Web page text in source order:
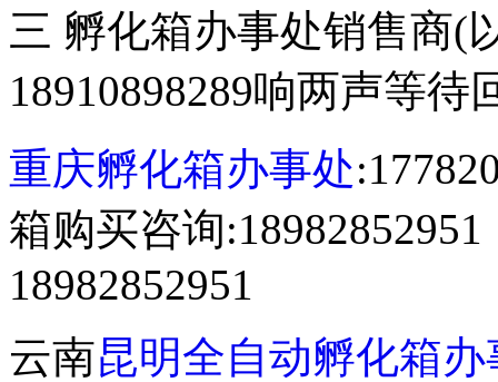
三 孵化箱办事处销售商(
18910898289响两声等
重庆孵化箱办事处
箱购买咨询
18982852951
云南昆明全自动孵化箱办